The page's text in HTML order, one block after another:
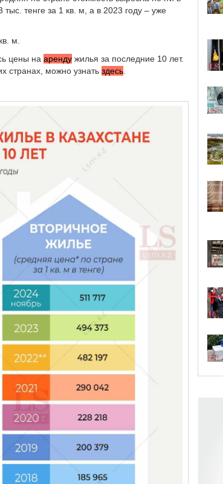
тенге за 1 кв. м, а в 2023 году – уже
м.
цены на аренду жилья за последние 10 лет.
странах, можно узнать здесь